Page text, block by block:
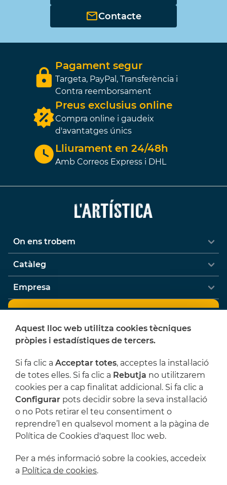
Contacte
Pagament segur
Targeta, PayPal, Transferència i
Contra reemborsament
Preus exclusius online
Compra online i gaudeix
d'avantatges únics
Lliurament en 24/48h
Amb Correos Express i DHL
On ens trobem
Catàleg
Empresa
Newsletter
Vols rebre ofertes i notícies de L'Artística?
He llegit i accepto lesCondicions legalsi la
Política de privacitat
APX9F5
Subscriure'm
Aquest lloc web utilitza cookies tècniques
pròpies i estadístiques de tercers.
Si fa clic a Acceptar totes, acceptes la instal·lació
de totes elles. Si fa clic a Rebutja no utilitzarem
cookies per a cap finalitat addicional. Si fa clic a
Configurar pots decidir sobre la seva instal·lació
o no Pots retirar el teu consentiment o
reprendre’l en qualsevol moment a la pàgina de
Política de Cookies d'aquest lloc web.
Per a més informació sobre la cookies, accedeix
a Política de cookies.